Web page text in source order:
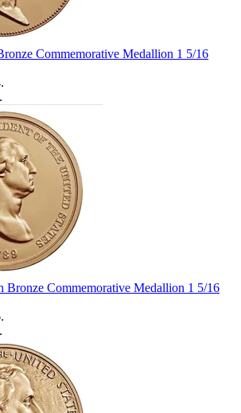
Commemorative Medallion 1 5/16
.
.
Bronze Commemorative Medallion 1 5/16
.
.